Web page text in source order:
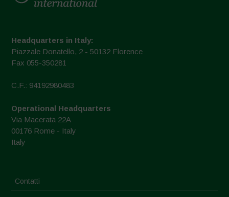
Headquarters in Italy:
Piazzale Donatello, 2 - 50132 Florence
Fax 055-350281
C.F.: 94192980483
Operational Headquarters
Via Macerata 22A
00176 Rome - Italy
Italy
Contatti